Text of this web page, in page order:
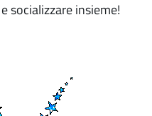
socializzare insieme!